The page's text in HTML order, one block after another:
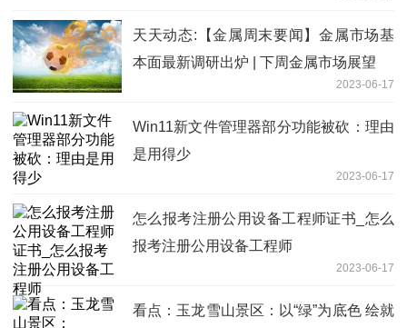
天天动态:【金属周末要闻】金属市场基
本面最新调研出炉 | 下周金属市场展望
2023-06-17
Win11新文件管理器部分功能被砍：理由
是用得少
2023-06-17
怎么报考注册公用设备工程师证书_怎么
报考注册公用设备工程师
2023-06-17
看点：玉龙雪山景区：以“绿”为底色 绘就